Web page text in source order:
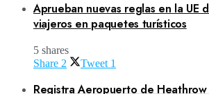
Aprueban nuevas reglas en la UE
viajeros en paquetes turísticos
5 shares
Share 2 Tweet 1
Registra Aeropuerto de